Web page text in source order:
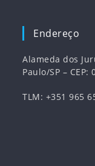
Endereço
Alameda dos
Paulo/SP –
TLM: +351 965